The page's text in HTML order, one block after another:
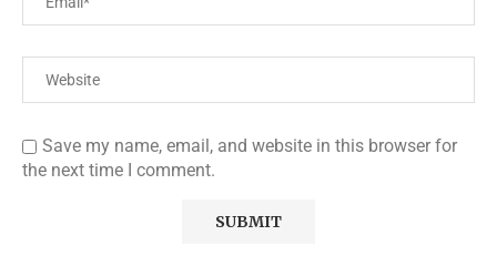
Save my name, email, and website in this browser for
the next time I comment.